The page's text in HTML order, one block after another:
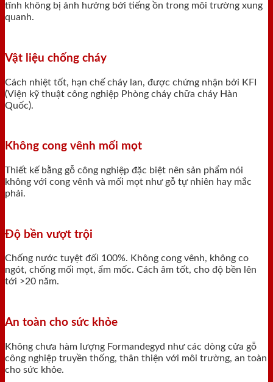
tĩnh không bị ảnh hưởng bới tiếng ồn trong môi trường xung
quanh.
Vật liệu chống cháy
Cách nhiệt tốt, hạn chế cháy lan, được chứng nhận bởi KFI
(Viện kỹ thuật công nghiệp Phòng cháy chữa cháy Hàn
Quốc).
Không cong vênh mối mọt
Thiết kế bằng gỗ công nghiệp đặc biệt nên sản phẩm nói
không với cong vênh và mối mọt như gỗ tự nhiên hay mắc
phải.
Độ bền vượt trội
Chống nước tuyệt đối 100%. Không cong vênh, không co
ngót, chống mối mọt, ẩm mốc. Cách âm tốt, cho độ bền lên
tới >20 năm.
An toàn cho sức khỏe
Không chưa hàm lượng Formandegyd như các dòng cửa gỗ
công nghiệp truyền thống, thân thiện với môi trường, an toàn
cho sức khỏe.